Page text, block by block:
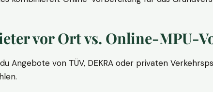
vor Ort vs. Online-MPU-
Angebote von TÜV, DEKRA oder privaten